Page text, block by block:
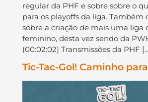
regular da PHF e sobre sobre o
para os playoffs da liga. Também
sobre a criação de mais uma liga
feminino, desta vez sendo da
(00:02:02) Transmissões da PHF
Tic-Tac-Gol! Caminho